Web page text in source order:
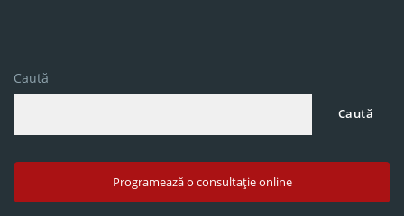
Caută
Caută
Programează o consultație online